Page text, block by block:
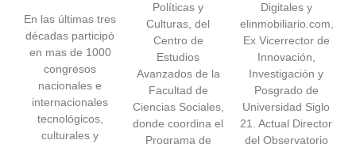
En las últimas tres
décadas participó
en mas de 1000
congresos
nacionales e
internacionales
tecnológicos,
culturales y
Políticas y
Culturas, del
Centro de
Estudios
Avanzados de la
Facultad de
Ciencias Sociales,
donde coordina el
Programa de
Digitales y
elinmobiliario.com,
Ex Vicerrector de
Innovación,
Investigación y
Posgrado de
Universidad Siglo
21. Actual Director
del Observatorio